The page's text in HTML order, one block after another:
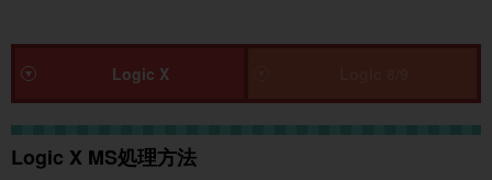
Logic X
Logic X MS処理方法